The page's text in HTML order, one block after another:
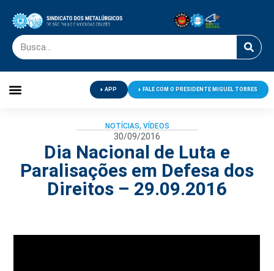
APP FALE COM O PRESIDENTE MIGUEL TORRES
NOTÍCIAS, VÍDEOS
30/09/2016
Dia Nacional de Luta e
Paralisações em Defesa dos
Direitos – 29.09.2016